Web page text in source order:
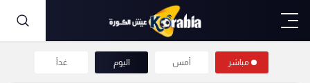
مباشر أمس اليوم غداً